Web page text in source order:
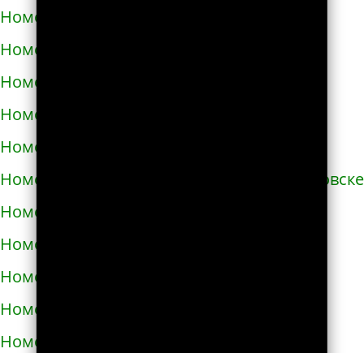
Номера телефонов такси в Змиёве
Номера телефонов такси в Знаменке
Номера телефонов такси в Золотоноше
Номера телефонов такси в Золочеве
Номера телефонов такси в Иванкове
Номера телефонов такси в Ивано-Франковске
Номера телефонов такси в Измаиле
Номера телефонов такси в Изюме
Номера телефонов такси в Изяславе
Номера телефонов такси в Ильинцах
Номера телефонов такси в Ирпене